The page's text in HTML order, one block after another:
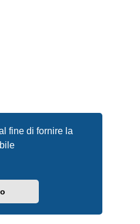
fine di fornire la